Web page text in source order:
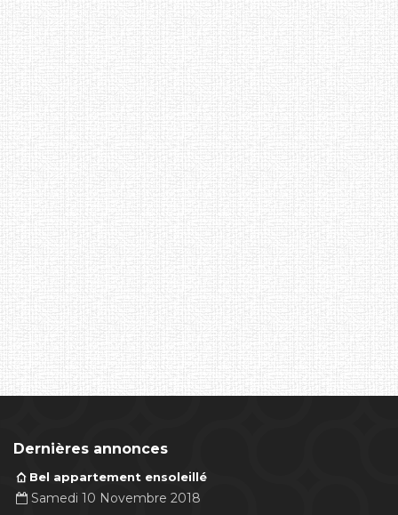
Dernières annonces
Bel appartement ensoleillé
Samedi 10 Novembre 2018